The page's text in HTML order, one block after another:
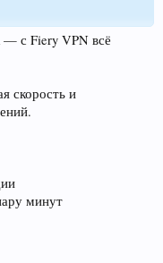
— с Fiery VPN всё
скорость и
минут